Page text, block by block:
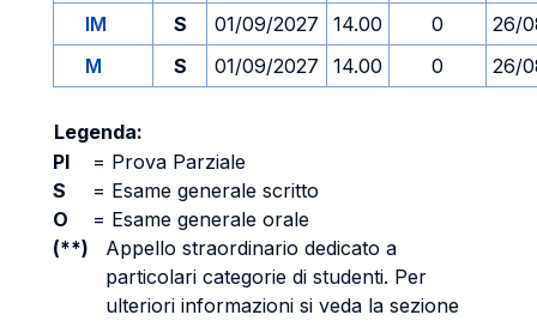
IM
S 01/09/2027 14.00 0
26/
M
S 01/09/2027 14.00 0 26/
Legenda:
PI
= Prova Parziale
S
= Esame generale scritto
O
= Esame generale orale
(**)
Appello straordinario dedicato a
particolari categorie di studenti. Per
ulteriori informazioni si veda la sezione